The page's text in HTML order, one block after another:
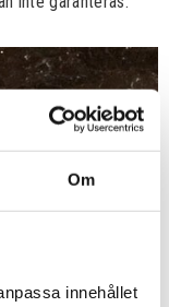
Om
innehållet